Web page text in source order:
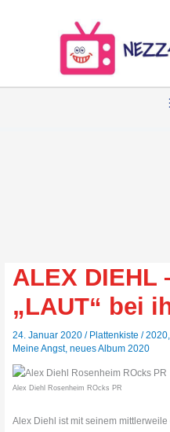
ALEX DIEHL
„LAUT“ bei
24. Januar 2020/ Plattenkiste /2020
Meine Angst,neues Album 2020
Alex Diehl Rosenheim ROcks PR
Alex Diehl ist mit seinem